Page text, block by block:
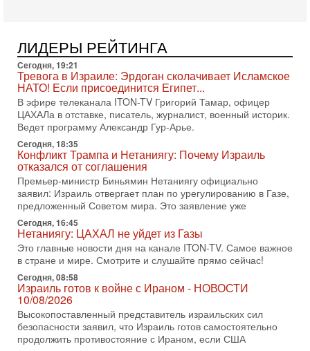
Украину никогда не примут в НАТО
Сегодня гость нашей студии капитан 1-го ранга ВМC США
(в отставке) Гарри (Юрий) Табах, в прошлом: командир
антитеррористического центра НАТО в
3-08-2026, 19:07
«Либо в армию — либо в тюрьму?»
Ситуация вокруг призыва ультраортодоксов в ЦАХАЛ
достигла точки кипения. Попытки принять закон,
освобождающий уклоняющихся харедим от арестов,
3-08-2026, 17:18
Хватит отменять атаки! ЦАХАЛ - не игрушка!
Израиль готов ударить по Ирану!
В эфире телеканала ITON-TV Григорий Тамар, офицер
ЦАХАЛа в отставке, писатель, журналист, военный историк.
Ведет программу Александр Гур-Арье.
3-08-2026, 15:23
Иран задыхается. КСИР готовит удар! Россия теряет
последних союзников. Путин - псих!
В эфире ITON-TV доктор Эльдар Намазов , историк,
политолог, в прошлом – помощник Президента
Азербайджана Гейдара Алиева . Ведет программу
Александр
3-08-2026, 11:09
ЛИДЕРЫ РЕЙТИНГА
Сегодня, 19:21
Тревога в Израиле: Эрдоган сколачивает Исламское
НАТО! Если присоединится Египет...
В эфире телеканала ITON-TV Григорий Тамар, офицер
ЦАХАЛа в отставке, писатель, журналист, военный историк.
Ведет программу Александр Гур-Арье.
Сегодня, 18:35
Конфликт Трампа и Нетаниягу: Почему Израиль
отказался от соглашения
Премьер-министр Биньямин Нетаниягу официально
заявил: Израиль отвергает план по урегулированию в Газе,
предложенный Советом мира. Это заявление уже
Сегодня, 16:45
Нетаниягу: ЦАХАЛ не уйдет из Газы
Это главные новости дня на канале ITON-TV. Самое важное
в стране и мире. Смотрите и слушайте прямо сейчас!
Сегодня, 08:58
Израиль готов к войне с Ираном - НОВОСТИ
10/08/2026
Высокопоставленный представитель израильских сил
безопасности заявил, что Израиль готов самостоятельно
продолжить противостояние с Ираном, если США